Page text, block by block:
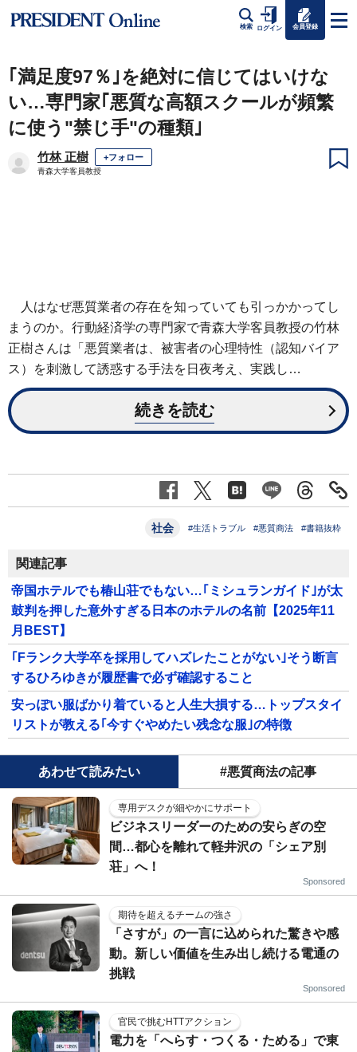
検索 ログイン 会員登録
｢満足度97％｣を絶対に信じてはいけな
い…専門家｢悪質な高額スクールが頻繁
に使う"禁じ手"の種類｣
竹林 正樹 +フォロー
青森大学客員教授
人はなぜ悪質業者の存在を知っていても引っかかってし
まうのか。行動経済学の専門家で青森大学客員教授の竹林
正樹さんは「悪質業者は、被害者の心理特性（認知バイア
ス）を刺激して誘惑する手法を日夜考え、実践し…
続きを読む
社会 #生活トラブル #悪質商法 #書籍抜粋
関連記事
帝国ホテルでも椿山荘でもない…｢ミシュランガイド｣が太
鼓判を押した意外すぎる日本のホテルの名前【2025年11
月BEST】
｢Fランク大学卒を採用してハズレたことがない｣そう断言
するひろゆきが履歴書で必ず確認すること
安っぽい服ばかり着ていると人生大損する…トップスタイ
リストが教える｢今すぐやめたい残念な服｣の特徴
あわせて読みたい #悪質商法の記事
専用デスクが細やかにサポート
ビジネスリーダーのための安らぎの空
間…都心を離れて軽井沢の「シェア別
荘」へ！
Sponsored
期待を超えるチームの強さ
「さすが」の一言に込められた驚きや感
動。新しい価値を生み出し続ける電通の
挑戦
Sponsored
官民で挑むHTTアクション
電力を「へらす・つくる・ためる」で東